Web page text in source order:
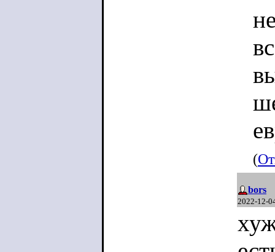
(
bors
2022-12-